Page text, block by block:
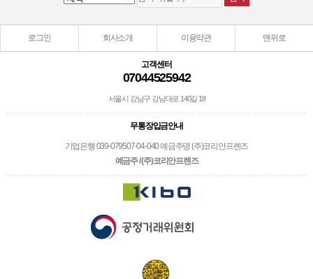
로그인 회사소개 이용약관 맨위로
고객센터
07044525942
서울시 강남구 강남대로 140길 18
무통장입금안내
기업은행 039-079507-04-040 예금주명 (주)코리안프렌즈
예금주 / (주)코리안프렌즈